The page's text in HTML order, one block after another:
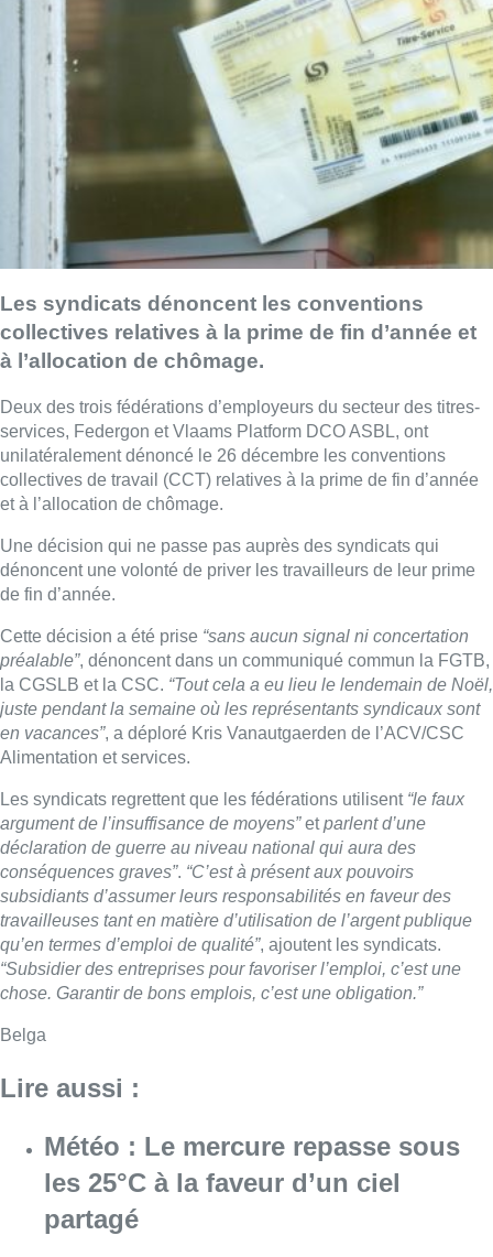
Les syndicats dénoncent les conventions
collectives relatives à la prime de fin d’année et
à l’allocation de chômage.
Deux des trois fédérations d’employeurs du secteur des titres-
services, Federgon et Vlaams Platform DCO ASBL, ont
unilatéralement dénoncé le 26 décembre les conventions
collectives de travail (CCT) relatives à la prime de fin d’année
et à l’allocation de chômage.
Une décision qui ne passe pas auprès des syndicats qui
dénoncent une volonté de priver les travailleurs de leur prime
de fin d’année.
Cette décision a été prise “sans aucun signal ni concertation
préalable”, dénoncent dans un communiqué commun la FGTB,
la CGSLB et la CSC. “Tout cela a eu lieu le lendemain de Noël,
juste pendant la semaine où les représentants syndicaux sont
en vacances”, a déploré Kris Vanautgaerden de l’ACV/CSC
Alimentation et services.
Les syndicats regrettent que les fédérations utilisent “le faux
argument de l’insuffisance de moyens”etparlent d’une
déclaration de guerre au niveau national qui aura des
conséquences graves”. “C’est à présent aux pouvoirs
subsidiants d’assumer leurs responsabilités en faveur des
travailleuses tant en matière d’utilisation de l’argent publique
qu’en termes d’emploi de qualité”, ajoutent les syndicats.
“Subsidier des entreprises pour favoriser l’emploi, c’est une
chose. Garantir de bons emplois, c’est une obligation.”
Belga
Lire aussi :
Météo : Le mercure repasse sous
les 25°C à la faveur d’un ciel
partagé